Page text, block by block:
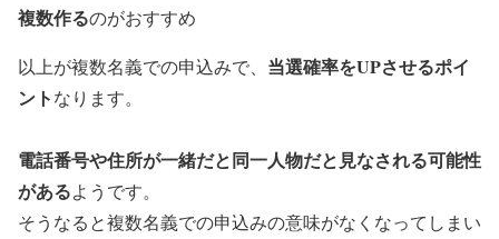
複数作るのがおすすめ
以上が複数名義での申込みで、 当選確率をUPさせるポイ
ントなります。
電話番号や住所が一緒だと同一人物だと見なされる可能性
があるようです。
そうなると複数名義での申込みの意味がなくなってしまい